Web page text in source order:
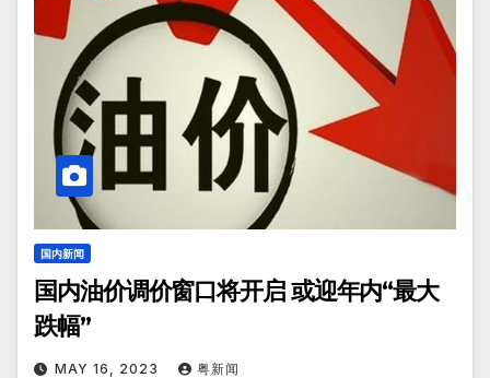
国内新闻
国内油价调价窗口将开启 或迎年内“最大
跌幅”
MAY 16, 2023 粤新闻